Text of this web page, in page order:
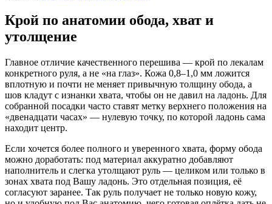
Крой по анатомии обода, хват и
утолщение
Главное отличие качественного перешива — крой по лекалам
конкретного руля, а не «на глаз». Кожа 0,8–1,0 мм ложится
вплотную и почти не меняет привычную толщину обода, а
шов кладут с изнанки хвата, чтобы он не давил на ладонь. Для
собранной посадки часто ставят метку верхнего положения на
«двенадцати часах» — нулевую точку, по которой ладонь сама
находит центр.
Если хочется более полного и уверенного хвата, форму обода
можно доработать: под материал аккуратно добавляют
наполнитель и слегка утолщают руль — целиком или только в
зонах хвата под Вашу ладонь. Это отдельная позиция, её
согласуют заранее. Так руль получает не только новую кожу,